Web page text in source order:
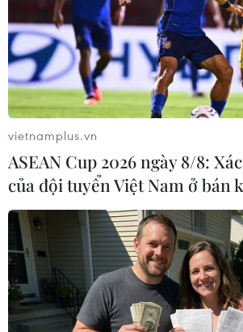
TIN LIÊN QUAN
vietnamplus.vn
ASEAN Cup 2026 ngày 8/8:
của đội tuyển Việt Nam ở bán